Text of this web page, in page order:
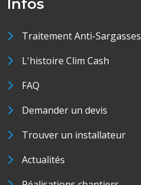
Infos
Traitement Anti-Sargasses
L'histoire Clim Cash
FAQ
Demander un devis
Trouver un installateur
Actualités